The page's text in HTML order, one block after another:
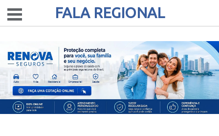
FALA REGIONAL